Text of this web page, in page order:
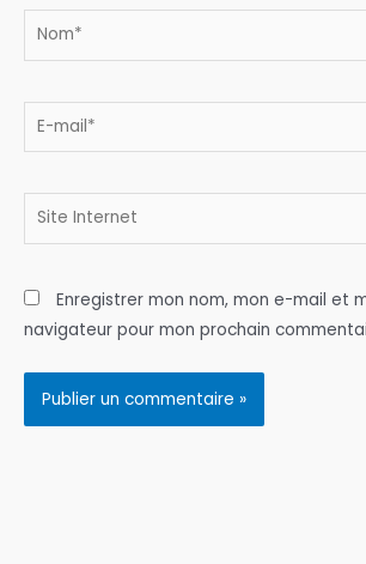
Nom*
E-
Site
Enregistrer mon nom, mon e-mail et
navigateur pour mon prochain